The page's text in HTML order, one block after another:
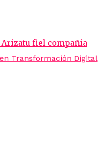
tu fiel compañia
Transformación Digital